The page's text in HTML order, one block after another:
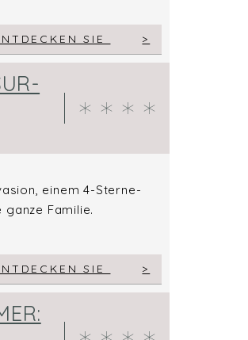
SIE
einem 4-Sterne-
Familie.
SIE